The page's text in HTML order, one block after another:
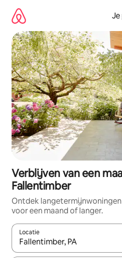
direct
naar
inhoud
Verblijven van een
Fallentimber
Ontdek langetermijnwoningen
voor een maand of langer.
Locatie
Wanneer er resultaten